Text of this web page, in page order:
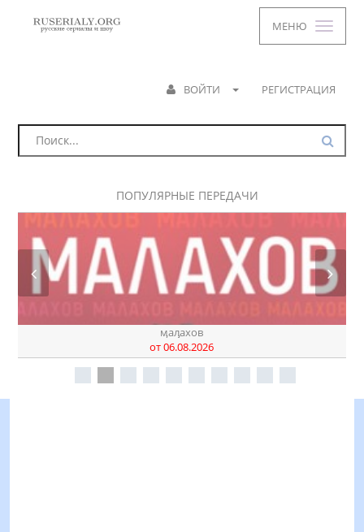
МЕНЮ
ВОЙТИ РЕГИСТРАЦИЯ
ПОПУЛЯРНЫЕ ПЕРЕДАЧИ
днк
от 07.08.2026